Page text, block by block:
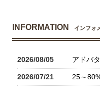
INFORMATION インフォ
2026/08/05 アドバ
2026/07/21 25～